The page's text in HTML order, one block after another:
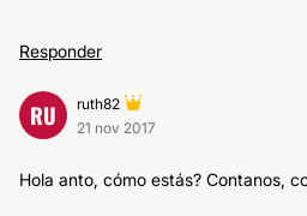
Responder
RU
ruth82
21 nov 2017
Hola anto, cómo estás? Contanos,